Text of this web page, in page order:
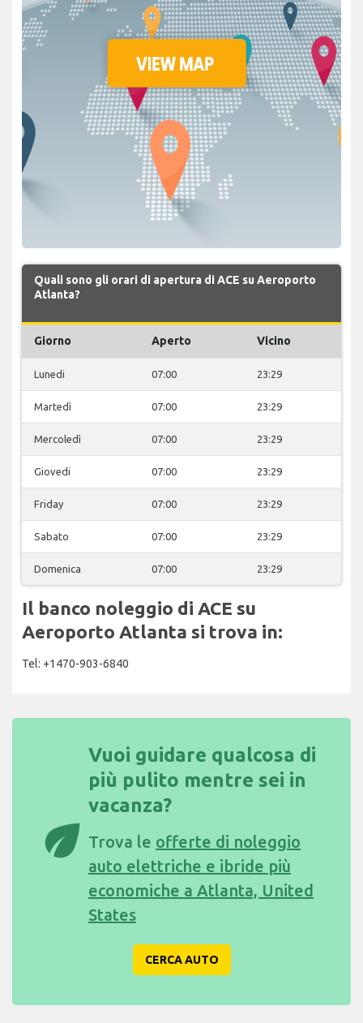
Quali sono gli orari di apertura di ACE su Aeroporto
Atlanta?
Giorno Aperto Vicino
Lunedi 07:00 23:29
Martedì 07:00 23:29
Mercoledì 07:00 23:29
Giovedi 07:00 23:29
Friday 07:00 23:29
Sabato 07:00 23:29
Domenica 07:00 23:29
Il banco noleggio di ACE su
Aeroporto Atlanta si trova in:
Tel: +1470-903-6840
eco
Vuoi guidare qualcosa di
più pulito mentre sei in
vacanza?
Trova le offerte di noleggio
auto elettriche e ibride più
economiche a Atlanta, United
States
CERCA AUTO